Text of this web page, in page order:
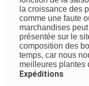
la croissance des
comme une faute
marchandises
présentée sur le
composition des
temps, car nous
meilleures plantes
Expéditions